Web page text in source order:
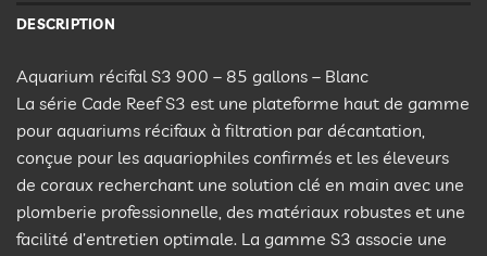
DESCRIPTION
Aquarium récifal S3 900 – 85 gallons – Blanc
La série Cade Reef S3 est une plateforme haut de gamme
pour aquariums récifaux à filtration par décantation,
conçue pour les aquariophiles confirmés et les éleveurs
de coraux recherchant une solution clé en main avec une
plomberie professionnelle, des matériaux robustes et une
facilité d’entretien optimale. La gamme S3 associe une